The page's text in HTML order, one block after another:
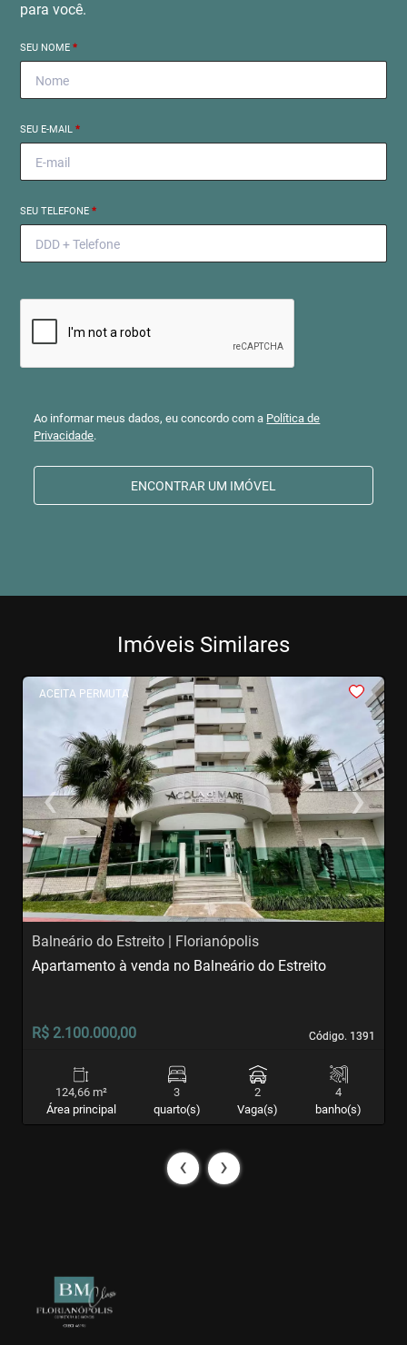
para você.
SEU NOME*
SEU E-MAIL*
SEU TELEFONE*
Ao informar meus dados, eu concordo com a Política de
Privacidade.
ENCONTRAR UM IMÓVEL
Imóveis Similares
ACEITA PERMUTA
<<<
‹Previous ›Next
Balneário do Estreito | Florianópolis
Código. 1391
Código. 1391
Apartamento à venda no Balneário do Estreito
R$ 2.100.000,00
124,66 m²
Área principal
3
quarto(s)
2
Vaga(s)
4
banho(s)
‹ ›